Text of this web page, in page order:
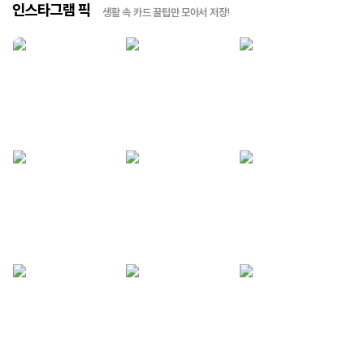
인스타그램 픽 생활 속 카드 꿀팁만 모아서 저장!